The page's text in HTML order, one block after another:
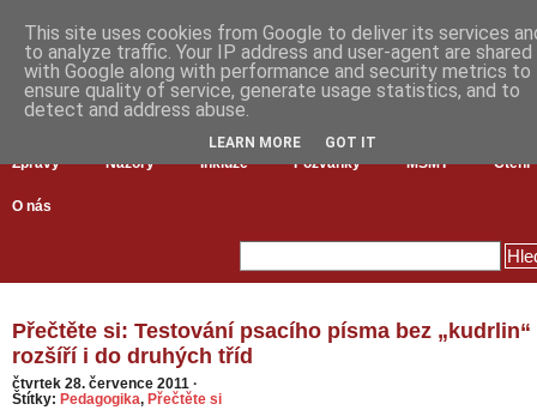
Zprávy Názory Inkluze Pozvánky MŠMT Čtení
O nás
Přečtěte si: Testování psacího písma bez „kudrlin“
rozšíří i do druhých tříd
čtvrtek 28. července 2011 ·
Štítky: Pedagogika, Přečtěte si
This site uses cookies from Google to deliver its services
to analyze traffic. Your IP address and user-agent are shared
with Google along with performance and security metrics to
ensure quality of service, generate usage statistics, and to
detect and address abuse.
LEARN MORE GOT IT